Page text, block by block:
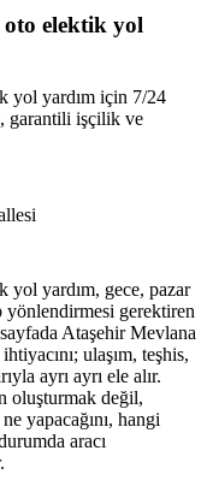
oto elektik yol
yol yardım için 7/24
garantili işçilik ve
yol yardım, gece, pazar
yönlendirmesi gerektiren
Ataşehir Mevlana
ulaşım, teşhis,
ayrı ayrı ele alır.
oluşturmak değil,
yapacağını, hangi
aracı